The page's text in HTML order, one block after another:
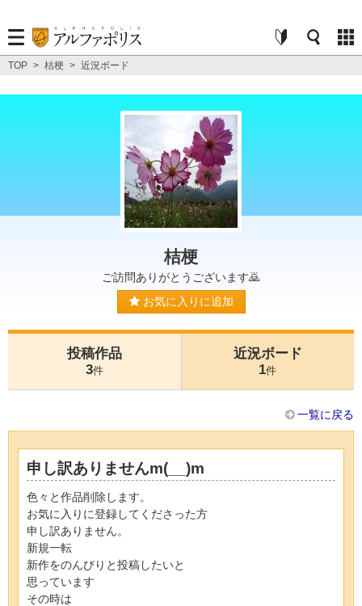
TOP > 桔梗 > 近況ボード
桔梗
ご訪問ありがとうございます🙇
お気に入りに追加
投稿作品
3件
近況ボード
1件
一覧に戻る
申し訳ありませんm(__)m
色々と作品削除します。
お気に入りに登録してくださった方
申し訳ありません。
新規一転
新作をのんびりと投稿したいと
思っています
その時は